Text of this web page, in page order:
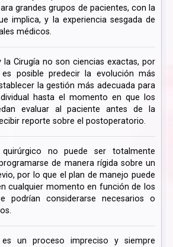
grandes grupos de pacientes, con la
implica, y la experiencia sesgada de
médicos.
la Cirugía no son ciencias exactas, por
posible predecir la evolución más
la gestión más adecuada para
hasta el momento en que los
evaluar al paciente antes de la
reporte sobre el postoperatorio.
no puede ser totalmente
de manera rígida sobre un
por lo que el plan de manejo puede
cualquier momento en función de los
podrían considerarse necesarios o
un proceso impreciso y siempre